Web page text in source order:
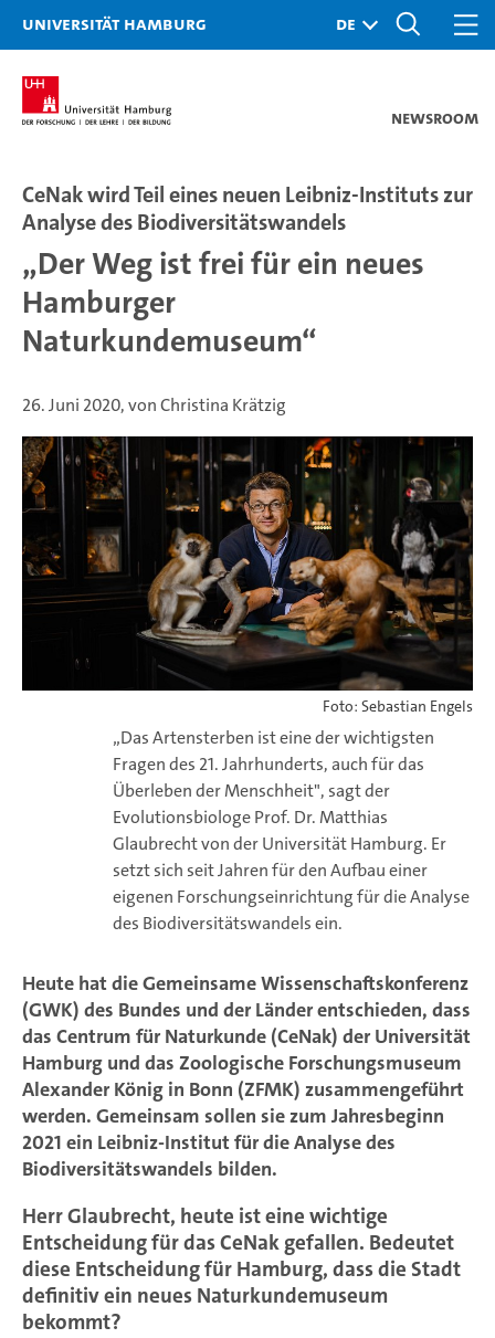
Universität Hamburg
Newsroom
CeNak wird Teil eines neuen Leibniz-Instituts zur
Analyse des Biodiversitätswandels
„Der Weg ist frei für ein neues
Hamburger
Naturkundemuseum“
26. Juni 2020, von Christina Krätzig
Foto: Sebastian Engels
„Das Artensterben ist eine der wichtigsten
Fragen des 21. Jahrhunderts, auch für das
Überleben der Menschheit", sagt der
Evolutionsbiologe Prof. Dr. Matthias
Glaubrecht von der Universität Hamburg. Er
setzt sich seit Jahren für den Aufbau einer
eigenen Forschungseinrichtung für die Analyse
des Biodiversitätswandels ein.
Heute hat die Gemeinsame Wissenschaftskonferenz
(GWK) des Bundes und der Länder entschieden, dass
das Centrum für Naturkunde (CeNak) der Universität
Hamburg und das Zoologische Forschungsmuseum
Alexander König in Bonn (ZFMK) zusammengeführt
werden. Gemeinsam sollen sie zum Jahresbeginn
2021 ein Leibniz-Institut für die Analyse des
Biodiversitätswandels bilden.
Herr Glaubrecht, heute ist eine wichtige
Entscheidung für das CeNak gefallen. Bedeutet
diese Entscheidung für Hamburg, dass die Stadt
definitiv ein neues Naturkundemuseum
bekommt?